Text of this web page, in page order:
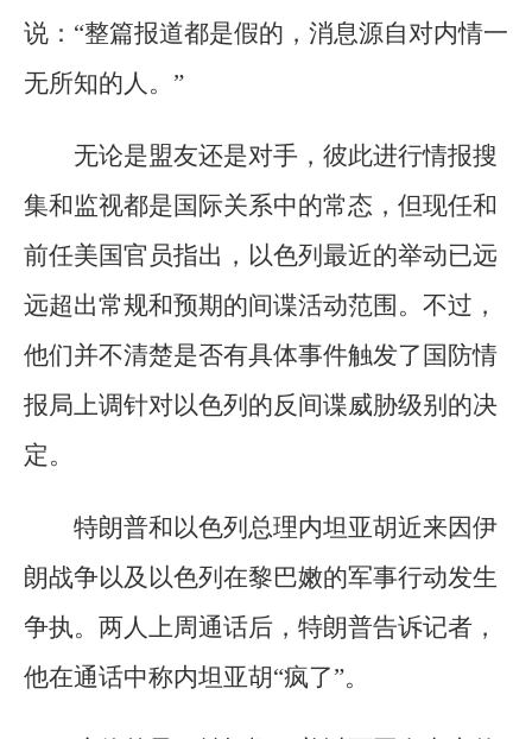
说：“整篇报道都是假的，消息源自对内情一
无所知的人。”
无论是盟友还是对手，彼此进行情报搜
集和监视都是国际关系中的常态，但现任和
前任美国官员指出，以色列最近的举动已远
远超出常规和预期的间谍活动范围。不过，
他们并不清楚是否有具体事件触发了国防情
报局上调针对以色列的反间谍威胁级别的决
定。
特朗普和以色列总理内坦亚胡近来因伊
朗战争以及以色列在黎巴嫩的军事行动发生
争执。两人上周通话后，特朗普告诉记者，
他在通话中称内坦亚胡“疯了”。